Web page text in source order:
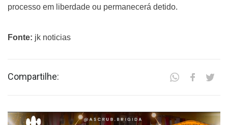
processo em liberdade ou permanecerá detido.
Fonte: jk noticias
Compartilhe: